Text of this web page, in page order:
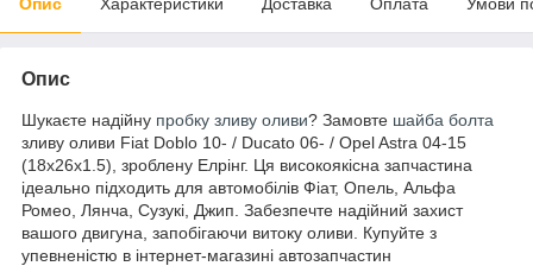
Опис
Шукаєте надійну пробку зливу оливи? Замовте шайба болта
зливу оливи Fiat Doblo 10- / Ducato 06- / Opel Astra 04-15
(18x26x1.5), зроблену Елрінг. Ця високоякісна запчастина
ідеально підходить для автомобілів Фіат, Опель, Альфа
Ромео, Лянча, Сузукі, Джип. Забезпечте надійний захист
вашого двигуна, запобігаючи витоку оливи. Купуйте з
упевненістю в інтернет-магазині автозапчастин